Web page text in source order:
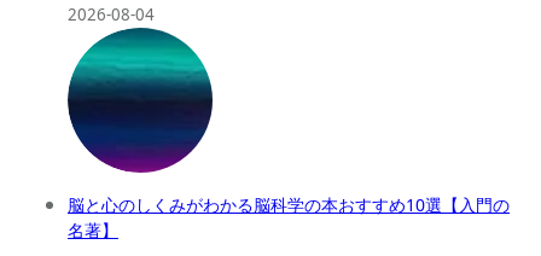
2026-08-04
脳と心のしくみがわかる脳科学の本おすすめ10選【入門の
名著】